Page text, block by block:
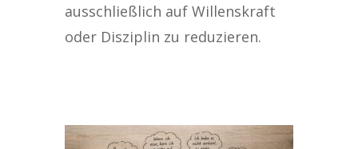
ausschließlich auf Willenskraft
oder Disziplin zu reduzieren.